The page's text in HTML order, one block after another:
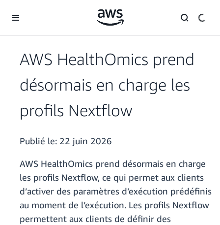
AWS HealthOmics prend
désormais en charge les
profils Nextflow
Publié le: 22 juin 2026
AWS HealthOmics prend désormais en charge
les profils Nextflow, ce qui permet aux clients
d’activer des paramètres d’exécution prédéfinis
au moment de l’exécution. Les profils Nextflow
permettent aux clients de définir des